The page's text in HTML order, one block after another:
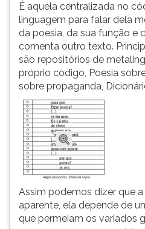
É aquela centralizada no
linguagem para falar dela
da poesia, da sua função e
comenta outro texto.
são repositórios de
próprio código, Poesia
sobre propaganda,
Assim podemos dizer que
aparente, ela depende de
que permeiam os variados